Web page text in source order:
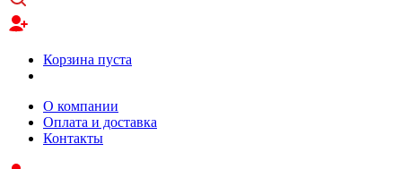
Корзина пуста
О компании
Оплата и доставка
Контакты